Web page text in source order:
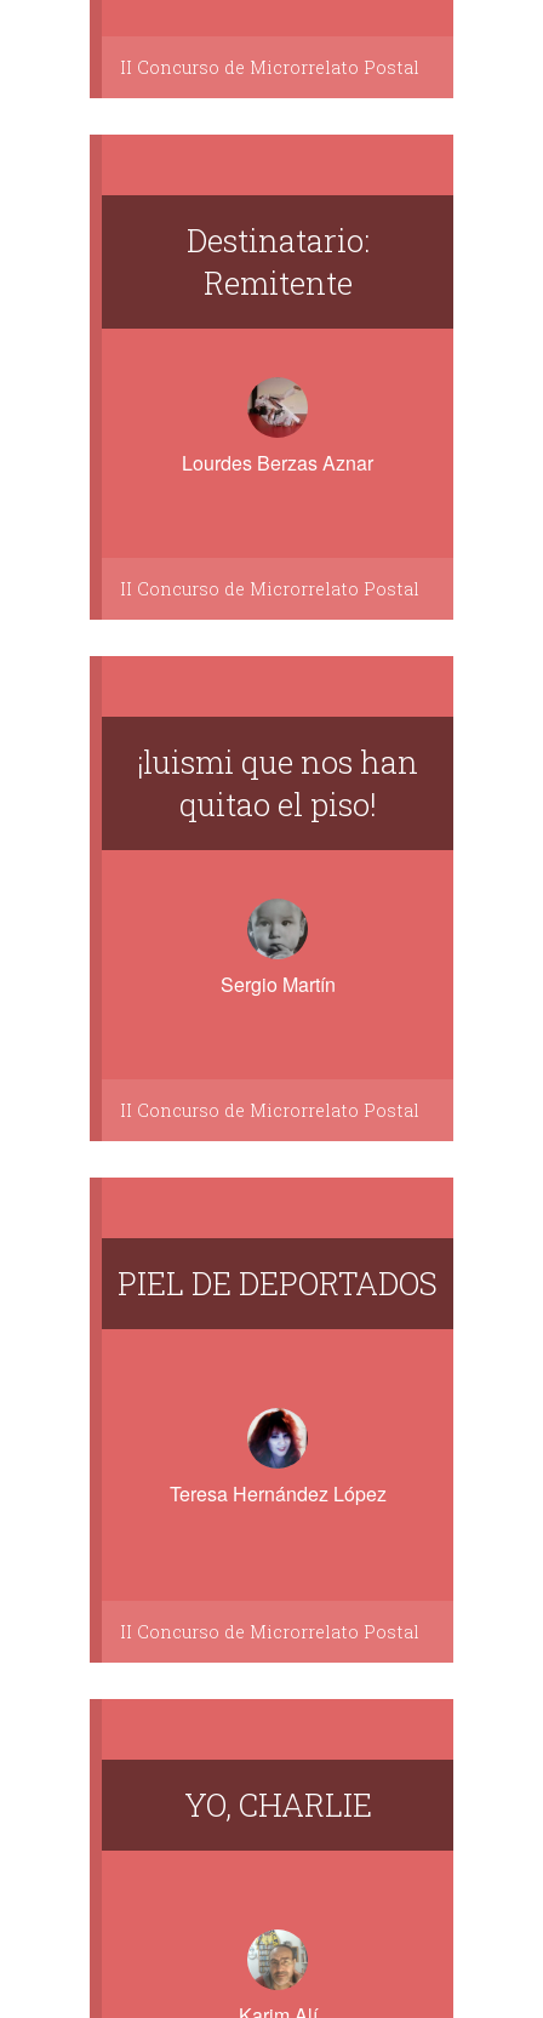
II Concurso de Microrrelato Postal
Destinatario:
Remitente
Lourdes Berzas Aznar
II Concurso de Microrrelato Postal
¡luismi que nos han
quitao el piso!
Sergio Martín
II Concurso de Microrrelato Postal
PIEL DE DEPORTADOS
Teresa Hernández López
II Concurso de Microrrelato Postal
YO, CHARLIE